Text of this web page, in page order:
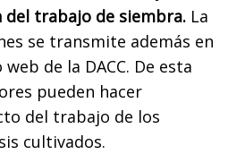
del trabajo de siembra. La
se transmite además en
de la DACC. De esta
pueden hacer
del trabajo de los
cultivados.